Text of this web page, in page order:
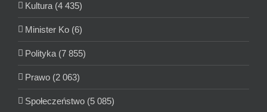
Kultura (4 435)
Minister Ko (6)
Polityka (7 855)
Prawo (2 063)
Społeczeństwo (5 085)